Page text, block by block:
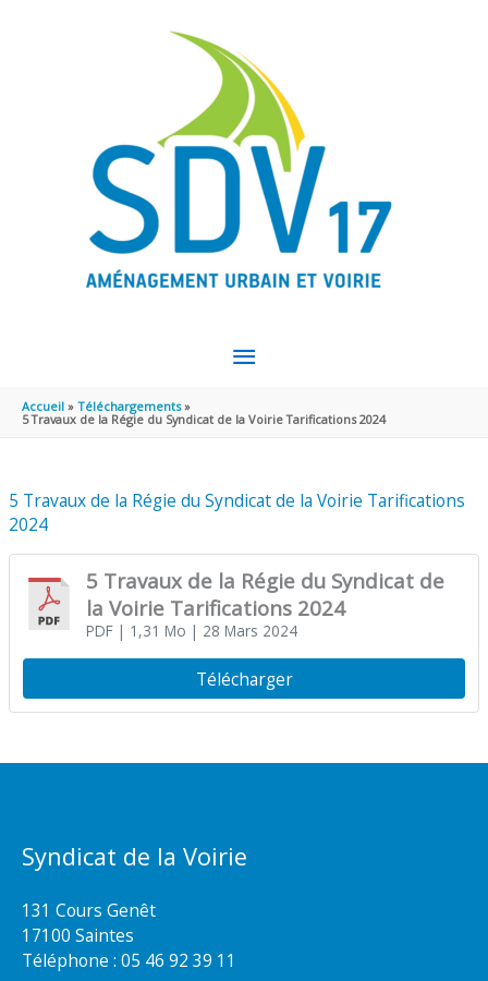
MENU
PRINCIPAL
Accueil
Téléchargements
5 Travaux de la Régie du Syndicat de la Voirie Tarifications 2024
5 Travaux de la Régie du Syndicat de la Voirie Tarifications
2024
5 Travaux de la Régie du Syndicat de
la Voirie Tarifications 2024
PDF| 1,31 Mo | 28 Mars 2024
Télécharger
Syndicat de la Voirie
131 Cours Genêt
17100 Saintes
Téléphone : 05 46 92 39 11